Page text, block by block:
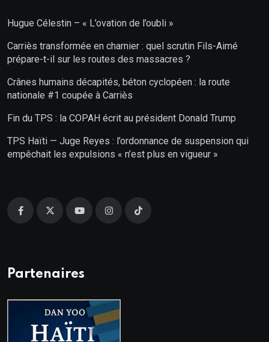
Hugue Célestin – « L’ovation de l’oubli »
Carriès transformée en charnier : quel scrutin Fils-Aimé
prépare-t-il sur les routes des massacres ?
Crânes humains décapités, béton cyclopéen : la route
nationale #1 coupée à Carriès
Fin du TPS : la COPAH écrit au président Donald Trump
TPS Haïti — Juge Reyes : l’ordonnance de suspension qui
empêchait les expulsions « n’est plus en vigueur »
Partenaires